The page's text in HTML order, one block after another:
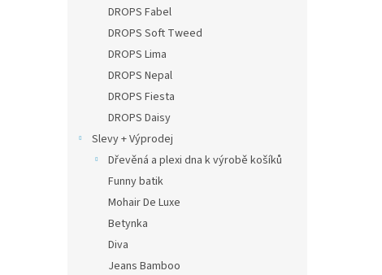
DROPS Fabel
DROPS Soft Tweed
DROPS Lima
DROPS Nepal
DROPS Fiesta
DROPS Daisy
Slevy + Výprodej
Dřevěná a plexi dna k výrobě košíků
Funny batik
Mohair De Luxe
Betynka
Diva
Jeans Bamboo